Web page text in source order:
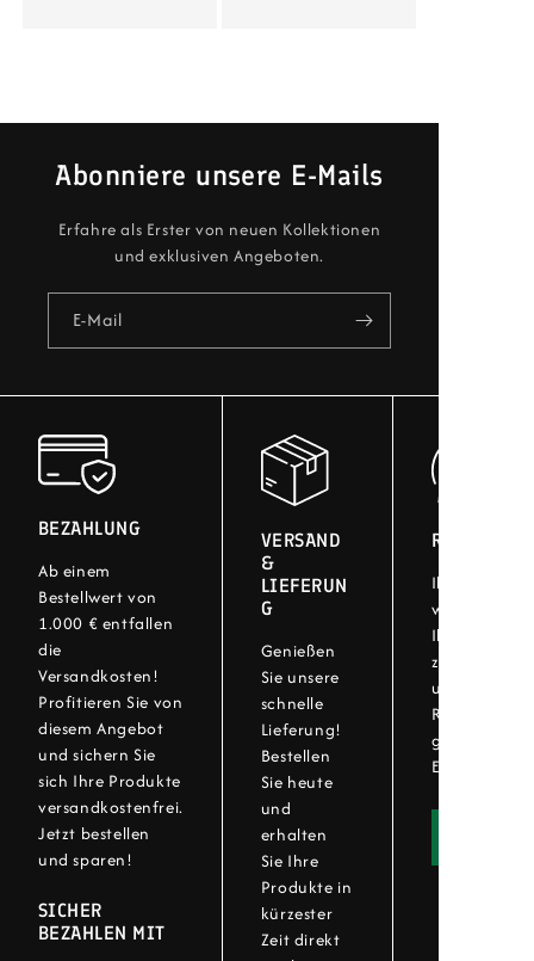
Abonniere unsere E-Mails
Erfahre als Erster von neuen Kollektionen
und exklusiven Angeboten.
E-Mail
BEZAHLUNG
Ab einem
Bestellwert von
1.000 € entfallen
die
Versandkosten!
Profitieren Sie von
diesem Angebot
und sichern Sie
sich Ihre Produkte
versandkostenfrei.
Jetzt bestellen
und sparen!
SICHER
BEZAHLEN MIT
VERSAND
&
LIEFERUN
G
Genießen
Sie unsere
schnelle
Lieferung!
Bestellen
Sie heute
und
erhalten
Sie Ihre
Produkte in
kürzester
Zeit direkt
RÜCKGABE
Ihre
wichtig! Bei
Ihre Artikel
unser
genießen